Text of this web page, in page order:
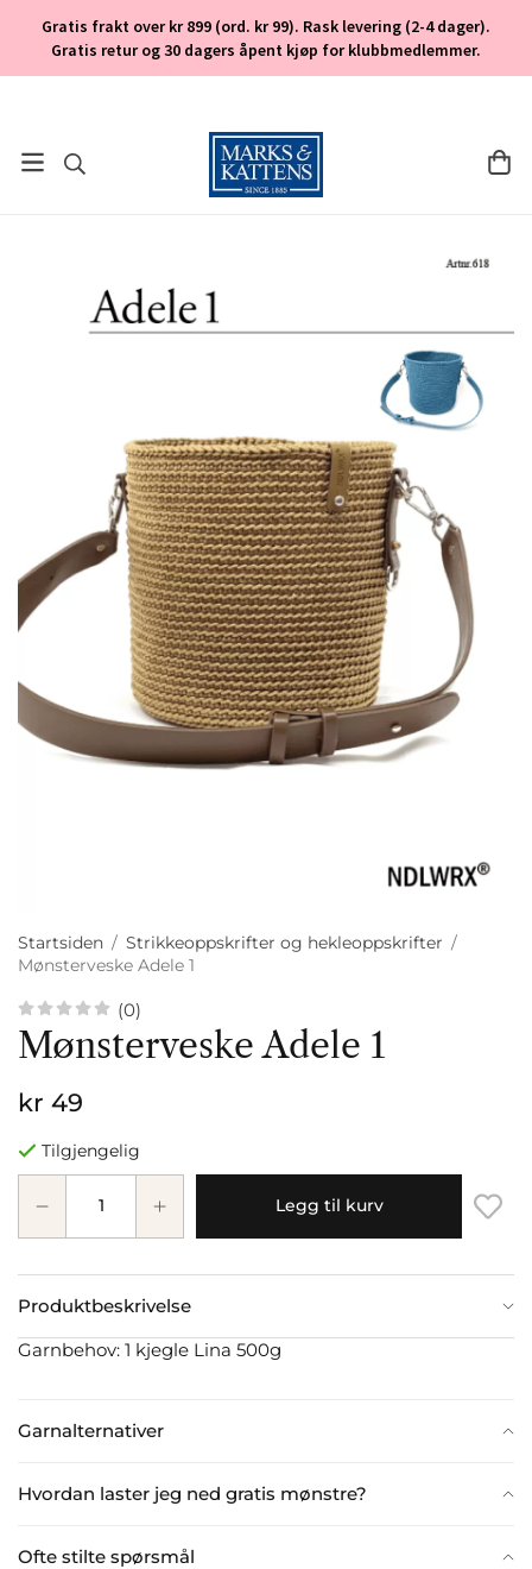
Gratis frakt over kr 899 (ord. kr 99). Rask levering (2-4 dager).
Gratis retur og 30 dagers åpent kjøp for klubbmedlemmer.
Startsiden / Strikkeoppskrifter og hekleoppskrifter /
Mønsterveske Adele 1
(0)
Mønsterveske Adele 1
kr 49
Tilgjengelig
Legg til kurv
Produktbeskrivelse
Garnalternativer
Hvordan laster jeg ned gratis mønstre?
Ofte stilte spørsmål
Garnbehov: 1 kjegle Lina 500g